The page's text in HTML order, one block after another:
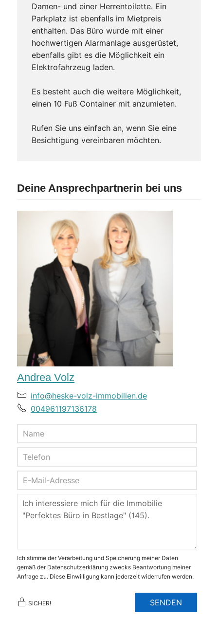
Damen- und einer Herrentoilette. Ein
Parkplatz ist ebenfalls im Mietpreis
enthalten. Das Büro wurde mit einer
hochwertigen Alarmanlage ausgerüstet,
ebenfalls gibt es die Möglichkeit ein
Elektrofahrzeug laden.
Es besteht auch die weitere Möglichkeit,
einen 10 Fuß Container mit anzumieten.
Rufen Sie uns einfach an, wenn Sie eine
Besichtigung vereinbaren möchten.
Deine Ansprechpartnerin bei uns
Andrea Volz
info@heske-volz-immobilien.de
004961197136178
Ich stimme der Verarbeitung und Speicherung meiner Daten
gemäß der Datenschutzerklärung zwecks Beantwortung meiner
Anfrage zu. Diese Einwilligung kann jederzeit widerrufen werden.
SICHER! SENDEN